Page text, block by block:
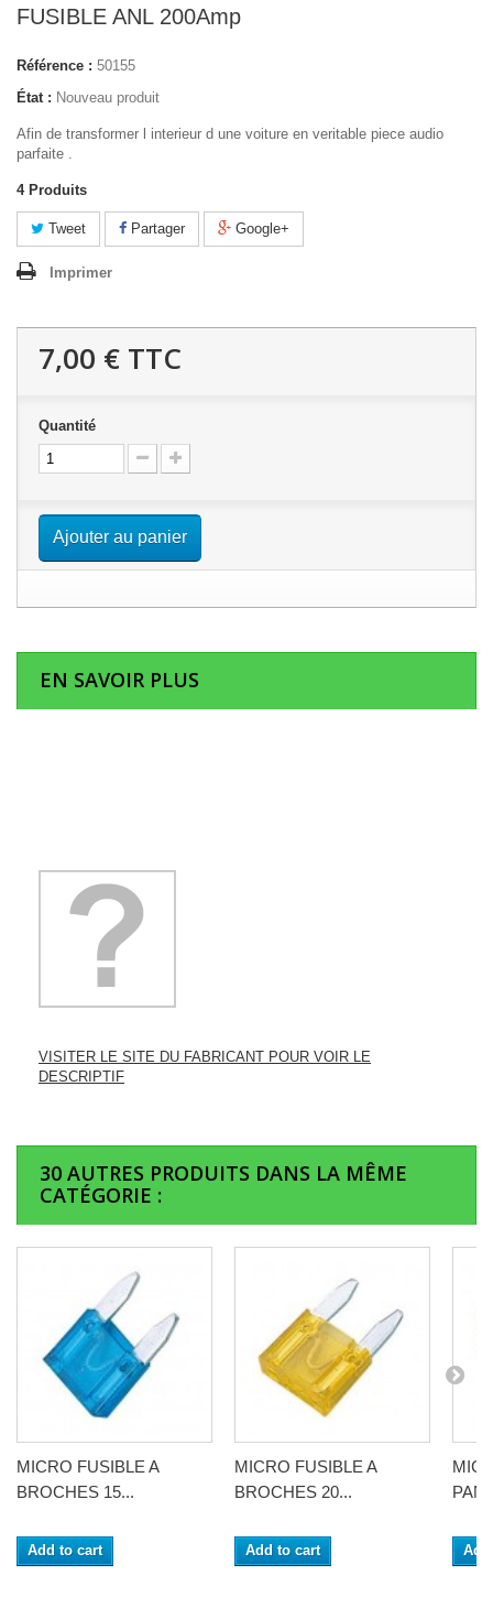
FUSIBLE ANL 200Amp
Référence : 50155
État : Nouveau produit
Afin de transformer l interieur d une voiture en veritable piece audio
parfaite .
4 Produits
Tweet Partager Google+
Imprimer
7,00 € TTC
Quantité
Ajouter au panier
EN SAVOIR PLUS
VISITER LE SITE DU FABRICANT POUR VOIR LE
DESCRIPTIF
30 AUTRES PRODUITS DANS LA MÊME
CATÉGORIE :
MICRO FUSIBLE A
BROCHES 15...
Add to cart
MICRO FUSIBLE A
BROCHES 20...
Add to cart